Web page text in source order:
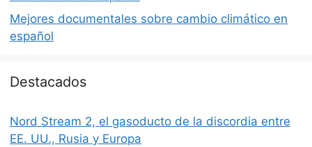
Mejores documentales sobre cambio climático en
español
Destacados
Nord Stream 2, el gasoducto de la discordia entre
EE. UU., Rusia y Europa